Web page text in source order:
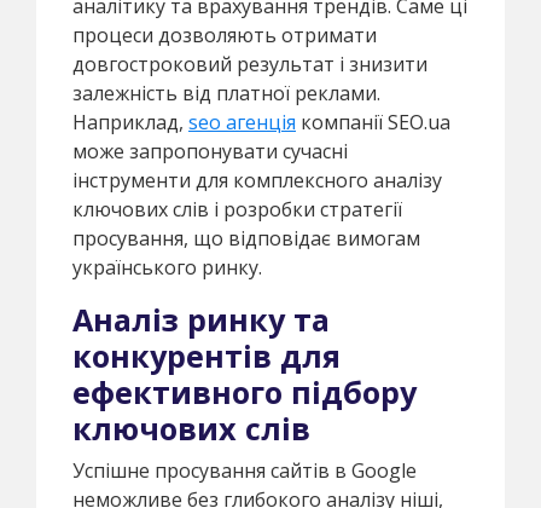
аналітику та врахування трендів. Саме ці
процеси дозволяють отримати
довгостроковий результат і знизити
залежність від платної реклами.
Наприклад, seo агенція компанії SEO.ua
може запропонувати сучасні
інструменти для комплексного аналізу
ключових слів і розробки стратегії
просування, що відповідає вимогам
українського ринку.
Аналіз ринку та
конкурентів для
ефективного підбору
ключових слів
Успішне просування сайтів в Google
неможливе без глибокого аналізу ніші,